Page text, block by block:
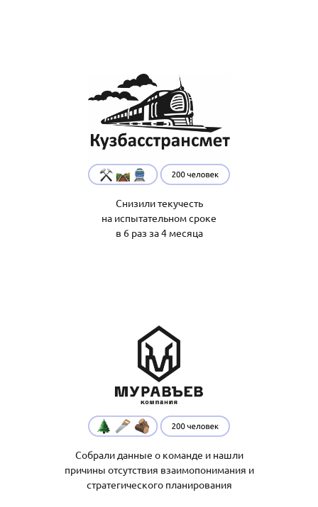
Снизили текучесть
на испытательном сроке
в 6 раз за 4 месяца
Собрали данные о команде и нашли
причины отсутствия взаимопонимания и
стратегического планирования